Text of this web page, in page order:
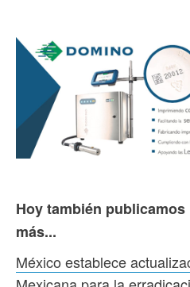
Hoy también
más...
México establece